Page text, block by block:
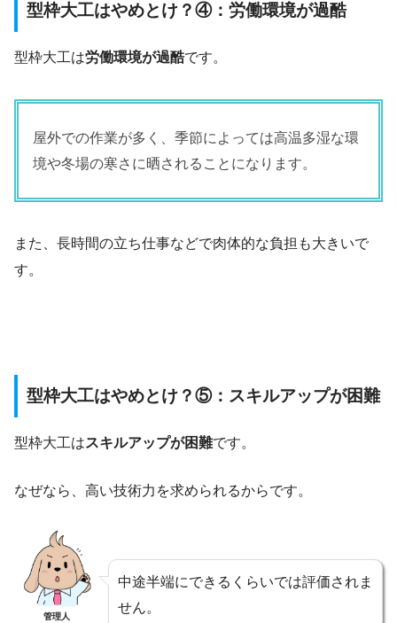
型枠大工はやめとけ？④：労働環境が過酷
型枠大工は労働環境が過酷です。
屋外での作業が多く、季節によっては高温多湿な環
境や冬場の寒さに晒されることになります。
また、長時間の立ち仕事などで肉体的な負担も大きいで
す。
型枠大工はやめとけ？⑤：スキルアップが困難
型枠大工はスキルアップが困難です。
なぜなら、高い技術力を求められるからです。
管理人
中途半端にできるくらいでは評価されま
せん。